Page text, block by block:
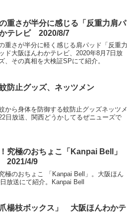
重さが半分に感じる「反重力肩パ
テレビ 2020/8/7
重さが半分に軽く感じる肩パッド「反重力
ド大阪ほんわかテレビ、2020年8月7日放
、その真相を大検証SPにて紹介。
防止グッズ、ネッツメン
から身体を防御する蚊防止グッズネッツメ
日放送、関西どうかしてるぜニューズで
究極のおちょこ「Kanpai Bell」
2021/4/9
極のおちょこ 「Kanpai Bell」。大阪ほん
放送にて紹介。Kanpai Bell
楊枝ボックス」 大阪ほんわかテ